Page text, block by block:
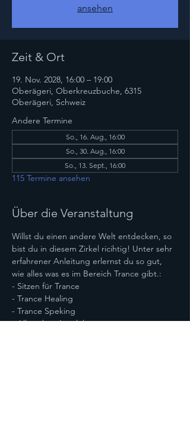
ansehen
Zeit & Ort
19. Nov. 2028, 16:00 – 19:00
Oberägeri, Oberkreuzbuche, 6315
Oberägeri, Schweiz
Andere Termine
So., 16. Aug., 16:00
So., 30. Aug., 16:00
So., 13. Sept., 16:00
115 Termine ansehen
Über die Veranstaltung
Willst du einen andere Welt entdecken, so
bist du in diesem Zirkel ricihtig! Unter sehr
erfahrener Anleitung erlernst du so gut,
wie alles was es im Bereich Trance gibt.:
- Sitzen für Trance
- Trance Healing
- Trance Speking
- Alles über Astralebenen